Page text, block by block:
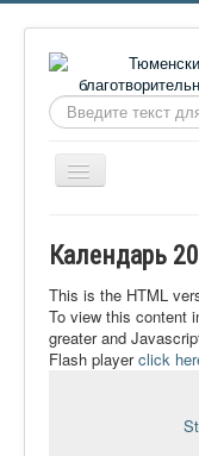
Искать...
Включить/
выключить
О фонде
Онлайн
Видеоматериалы
Сайт проекта
Календарь
This is the HTML
To view this content
greater and
Flash playerclick